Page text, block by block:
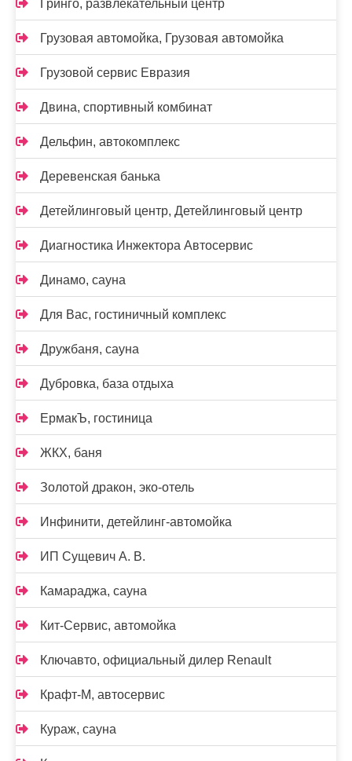
Гринго, развлекательный центр
Грузовая автомойка, Грузовая автомойка
Грузовой сервис Евразия
Двина, спортивный комбинат
Дельфин, автокомплекс
Деревенская банька
Детейлинговый центр, Детейлинговый центр
Диагностика Инжектора Автосервис
Динамо, сауна
Для Вас, гостиничный комплекс
Дружбаня, сауна
Дубровка, база отдыха
ЕрмакЪ, гостиница
ЖКХ, баня
Золотой дракон, эко-отель
Инфинити, детейлинг-автомойка
ИП Сущевич А. В.
Камараджа, сауна
Кит-Сервис, автомойка
Ключавто, официальный дилер Renault
Крафт-М, автосервис
Кураж, сауна